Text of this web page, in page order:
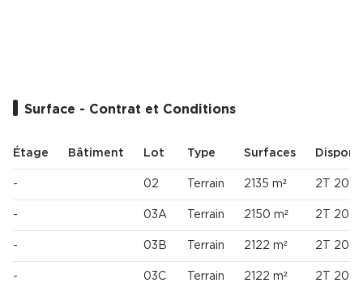
Surface - Contrat et Conditions
Étage Bâtiment Lot Type Surfaces
- 02 Terrain 2135 m² 2T 2026
- 03A Terrain 2150 m² 2T 2026
- 03B Terrain 2122 m² 2T 2026
- 03C Terrain 2122 m² 2T 2026